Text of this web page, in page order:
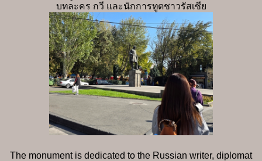
บทละคร กวี และนักการทูตชาวรัสเซีย
The monument is dedicated to the Russian writer, diplomat